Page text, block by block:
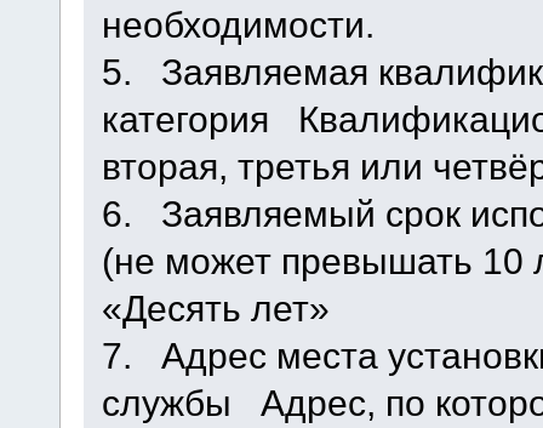
необходимости.
5. Заявляемая
категория
вторая, третья или
6. Заявляемый срок
(не может превышать 10
«Десять лет»
7. Адрес места
службы Адрес, по